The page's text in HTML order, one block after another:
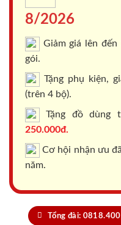
8/2026
Giảm giá lên đến
gói.
Tặng phụ kiện,
(trên 4 bộ).
Tặng đồ dùng
250.000đ.
Cơ hội nhận ưu
năm.
Tổng đài: